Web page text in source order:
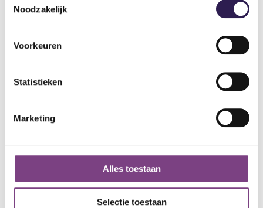
Noodzakelijk
Voorkeuren
Statistieken
Marketing
Alles toestaan
Selectie toestaan
Sportscholen
Sportschool Apeldoorn
Sportschool Apeldoorn
Zuid
Sportschool Nieuw-
Sportschool Nieuwegein
Sportschool Nijmegen